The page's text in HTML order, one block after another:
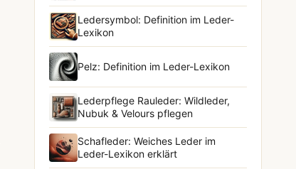
Ledersymbol: Definition im Leder-
Lexikon
Pelz: Definition im Leder-Lexikon
Lederpflege Rauleder: Wildleder,
Nubuk & Velours pflegen
Schafleder: Weiches Leder im
Leder-Lexikon erklärt